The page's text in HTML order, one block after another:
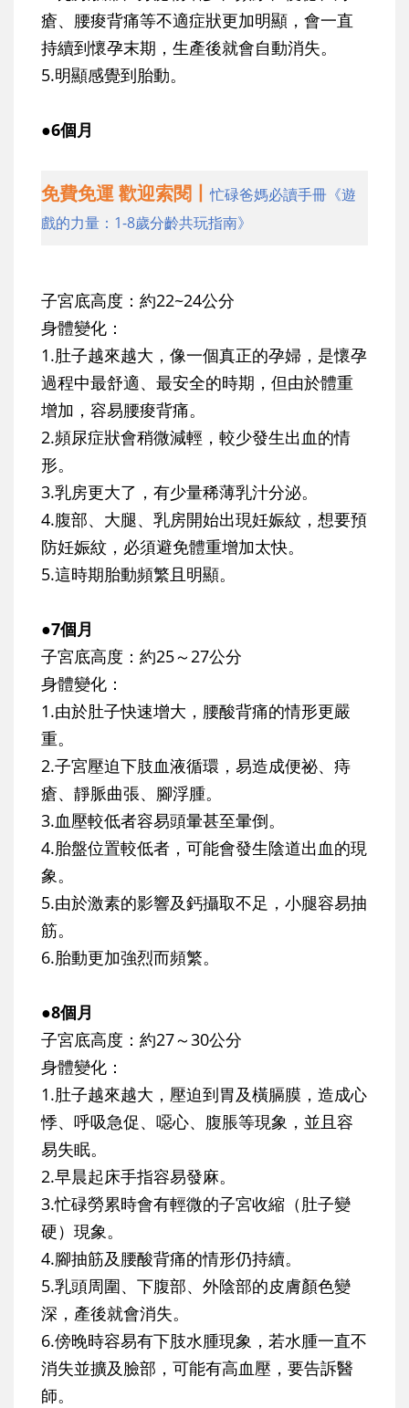
瘡、腰痠背痛等不適症狀更加明顯，會一直
持續到懷孕末期，生產後就會自動消失。
5.明顯感覺到胎動。
●6個月
免費免運 歡迎索閱丨忙碌爸媽必讀手冊《遊
戲的力量：1-8歲分齡共玩指南》
子宮底高度：約22~24公分
身體變化：
1.肚子越來越大，像一個真正的孕婦，是懷孕
過程中最舒適、最安全的時期，但由於體重
增加，容易腰痠背痛。
2.頻尿症狀會稍微減輕，較少發生出血的情
形。
3.乳房更大了，有少量稀薄乳汁分泌。
4.腹部、大腿、乳房開始出現妊娠紋，想要預
防妊娠紋，必須避免體重增加太快。
5.這時期胎動頻繁且明顯。
●7個月
子宮底高度：約25～27公分
身體變化：
1.由於肚子快速增大，腰酸背痛的情形更嚴
重。
2.子宮壓迫下肢血液循環，易造成便祕、痔
瘡、靜脈曲張、腳浮腫。
3.血壓較低者容易頭暈甚至暈倒。
4.胎盤位置較低者，可能會發生陰道出血的現
象。
5.由於激素的影響及鈣攝取不足，小腿容易抽
筋。
6.胎動更加強烈而頻繁。
●8個月
子宮底高度：約27～30公分
身體變化：
1.肚子越來越大，壓迫到胃及橫膈膜，造成心
悸、呼吸急促、噁心、腹脹等現象，並且容
易失眠。
2.早晨起床手指容易發麻。
3.忙碌勞累時會有輕微的子宮收縮（肚子變
硬）現象。
4.腳抽筋及腰酸背痛的情形仍持續。
5.乳頭周圍、下腹部、外陰部的皮膚顏色變
深，產後就會消失。
6.傍晚時容易有下肢水腫現象，若水腫一直不
消失並擴及臉部，可能有高血壓，要告訴醫
師。